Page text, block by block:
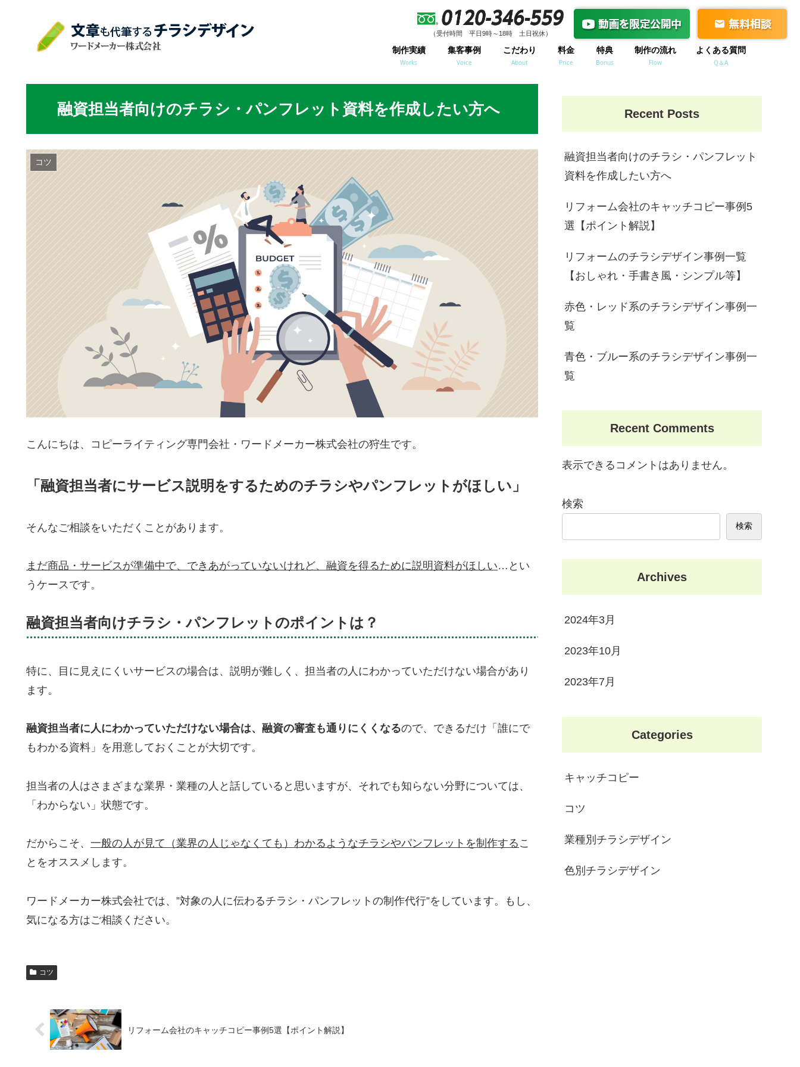
（受付時間 平日9時～18時 土日祝休）
制作実績
Works
集客事例
Voice
こだわり
About
料金
Price
特典
Bonus
制作の流れ
Flow
よくある質問
Q＆A
（受付時間 平日9時～18時 土日祝休）
融資担当者向けのチラシ・パンフレット資料を作成したい方へ
コツ
こんにちは、コピーライティング専門会社・ワードメーカー株式会社の狩生です。
「融資担当者にサービス説明をするためのチラシやパンフレットがほしい」
そんなご相談をいただくことがあります。
まだ商品・サービスが準備中で、できあがっていないけれど、融資を得るために説明資料がほしい…とい
うケースです。
融資担当者向けチラシ・パンフレットのポイントは？
特に、目に見えにくいサービスの場合は、説明が難しく、担当者の人にわかっていただけない場合があり
ます。
融資担当者に人にわかっていただけない場合は、融資の審査も通りにくくなるので、できるだけ「誰にで
もわかる資料」を用意しておくことが大切です。
担当者の人はさまざまな業界・業種の人と話していると思いますが、それでも知らない分野については、
「わからない」状態です。
だからこそ、 一般の人が見て（業界の人じゃなくても）わかるようなチラシやパンフレットを制作する こ
とをオススメします。
ワードメーカー株式会社では、”対象の人に伝わるチラシ・パンフレットの制作代行”をしています。もし、
気になる方はご相談ください。
コツ
リフォーム会社のキャッチコピー事例5選【ポイント解説】
Recent Posts
融資担当者向けのチラシ・パンフレット
資料を作成したい方へ
リフォーム会社のキャッチコピー事例5
選【ポイント解説】
リフォームのチラシデザイン事例一覧
【おしゃれ・手書き風・シンプル等】
赤色・レッド系のチラシデザイン事例一
覧
青色・ブルー系のチラシデザイン事例一
覧
Recent Comments
表示できるコメントはありません。
検索
検索
Archives
2024年3月
2023年10月
2023年7月
Categories
キャッチコピー
コツ
業種別チラシデザイン
色別チラシデザイン